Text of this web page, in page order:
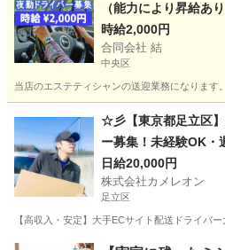
（能力により昇給あ
の待遇で
時給2,000円
合同会社 結
中央区
当店のエステティシャンの送迎業務になりま
ドライバー 時給
☆彡【東京都足立区
ー募集！未経験OK
日給20,000円
株式会社カメレオン
足立区
【高収入・安定】大手ECサイト配送ドライバ
足立区 ドライバー 積み込み